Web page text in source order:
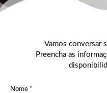
Vamos conversar
Preencha as
Nome *